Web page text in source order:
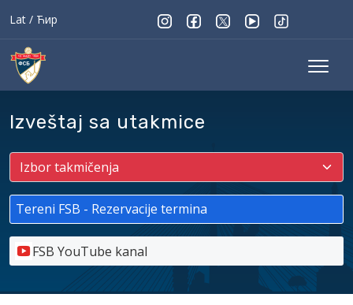
Lat / Ћир
Izveštaj sa utakmice
Tereni FSB - Rezervacije termina
FSB YouTube kanal